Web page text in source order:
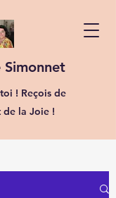
Simonnet
! Reçois de
la Joie !